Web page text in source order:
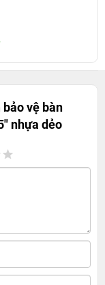
vệ bàn
nhựa dẻo